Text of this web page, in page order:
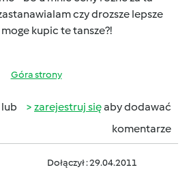
czy drozsze lepsze
kupic te tansze?!
Góra strony
lub zarejestruj sięaby dodawać
komentarze
Dołączył : 29.04.2011